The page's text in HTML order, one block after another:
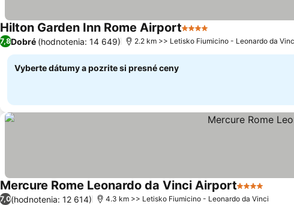
Hilton Garden Inn Rome Airport4 Počet hviezdičiek
7,8Dobré (hodnotenia: 14 649) 2.2 km >> Letisko Fiumicino - Leonardo da
Vyberte dátumy a pozrite si presné ceny
Mercure Rome Leonardo da Vinci Airport4 Počet
7,0(hodnotenia: 12 614) 4.3 km >> Letisko Fiumicino - Leonardo da Vinci